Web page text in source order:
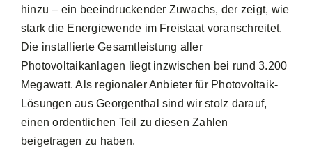
hinzu – ein beeindruckender Zuwachs, der zeigt, wie
stark die Energiewende im Freistaat voranschreitet.
Die installierte Gesamtleistung aller
Photovoltaikanlagen liegt inzwischen bei rund 3.200
Megawatt. Als regionaler Anbieter für Photovoltaik-
Lösungen aus Georgenthal sind wir stolz darauf,
einen ordentlichen Teil zu diesen Zahlen
beigetragen zu haben.